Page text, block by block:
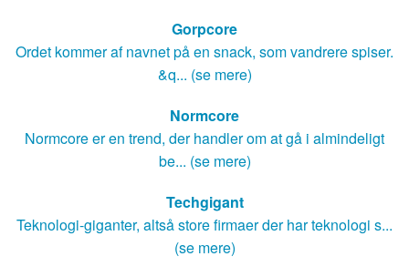
Gorpcore
Ordet kommer af navnet på en snack, som vandrere spiser.
&q... (se mere)
Normcore
Normcore er en trend, der handler om at gå i almindeligt
be... (se mere)
Techgigant
Teknologi-giganter, altså store firmaer der har teknologi s...
(se mere)